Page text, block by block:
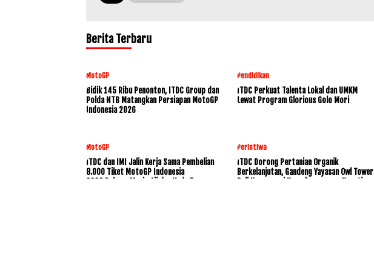
Berita Terbaru
MotoGP
Bidik 145 Ribu Penonton, ITDC Group dan
Polda NTB Matangkan Persiapan MotoGP
Indonesia 2026
Pendidikan
ITDC Perkuat Talenta Lokal dan UMKM
Lewat Program Glorious Golo Mori
MotoGP
ITDC dan IMI Jalin Kerja Sama Pembelian
8.000 Tiket MotoGP Indonesia
2026,Dukung Mario Aji dan Veda Ega
Peristiwa
ITDC Dorong Pertanian Organik
Berkelanjutan, Gandeng Yayasan Owl Tower
Bali Konservasi Keanekaragaman Hayati